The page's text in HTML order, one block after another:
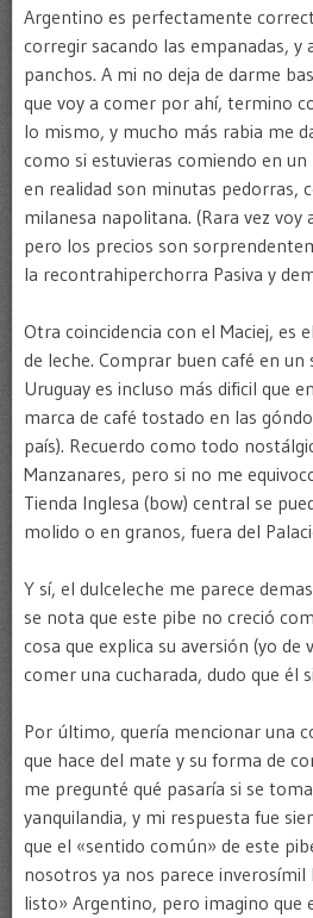
Argentino es perfectamente
corregir sacando las empanadas, y
panchos. A mi no deja de darme
que voy a comer por ahí, termino
lo mismo, y mucho más rabia me
como si estuvieras comiendo en
en realidad son minutas pedorras,
milanesa napolitana. (Rara vez voy
pero los precios son
la recontrahiperchorra Pasiva y
Otra coincidencia con el Maciej, es
de leche. Comprar buen café en un
Uruguay es incluso más dificil que
marca de café tostado en las
país). Recuerdo como todo
Manzanares, pero si no me
Tienda Inglesa (bow) central se
molido o en granos, fuera del
Y sí, el dulceleche me parece
se nota que este pibe no creció
cosa que explica su aversión (yo de
comer una cucharada, dudo que él
Por último, quería mencionar una
que hace del mate y su forma de
me pregunté qué pasaría si se
yanquilandia, y mi respuesta fue
que el «sentido común» de este
nosotros ya nos parece inverosímil
listo» Argentino, pero imagino que